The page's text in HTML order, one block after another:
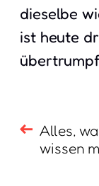
dieselbe
ist heute
Alles,
wissen